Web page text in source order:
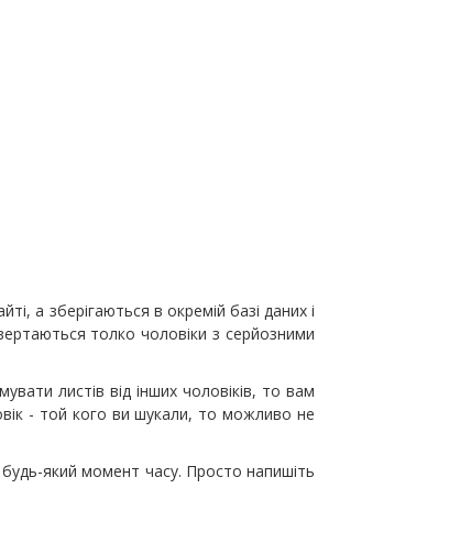
а зберігаються в окремій базі даних і
толко чоловіки з серйозними
листів від інших чоловіків, то вам
- той кого ви шукали, то можливо не
який момент часу. Просто напишіть